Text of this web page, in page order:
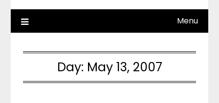
Menu
Day: May 13, 2007